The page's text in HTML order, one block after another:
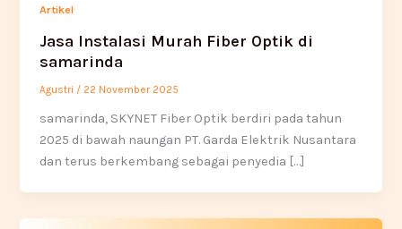
Artikel
Jasa Instalasi Murah Fiber Optik di
samarinda
Agustri / 22 November 2025
samarinda, SKYNET Fiber Optik berdiri pada tahun
2025 di bawah naungan PT. Garda Elektrik Nusantara
dan terus berkembang sebagai penyedia […]